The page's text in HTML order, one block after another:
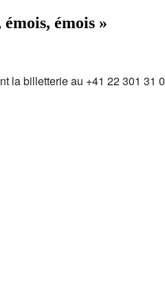
émois »
la billetterie au +41 22 301 31